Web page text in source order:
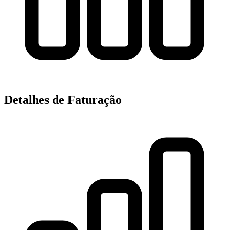
Detalhes de Faturação